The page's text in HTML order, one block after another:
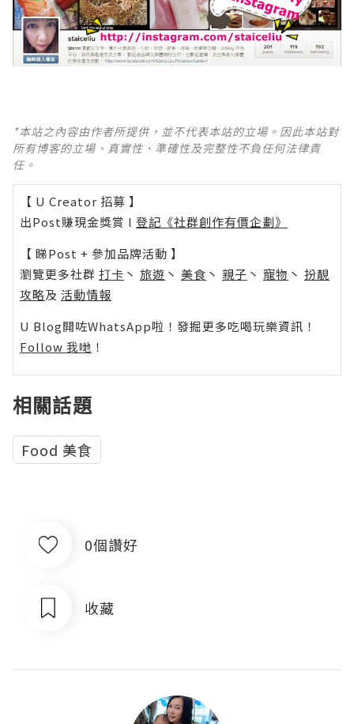
*本站之內容由作者所提供，並不代表本站的立場。因此本站對
所有博客的立場、真實性、準確性及完整性不負任何法律責
任。
【 U Creator 招募 】
出Post賺現金獎賞 l 登記《社群創作有價企劃》
【 睇Post + 參加品牌活動 】
瀏覽更多社群 打卡 丶 旅遊 丶 美食 丶 親子 丶 寵物 丶 扮靚
攻略及 活動情報
U Blog開咗WhatsApp啦！發掘更多吃喝玩樂資訊！
Follow 我哋 ！
相關話題
Food 美食
0個讚好
收藏